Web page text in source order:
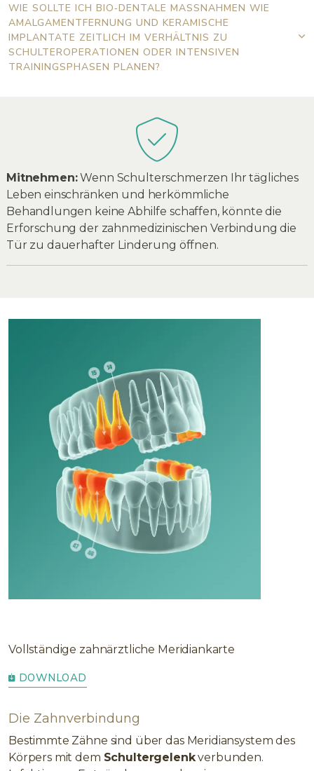
WIE SOLLTE ICH BIO‑DENTALE MASSNAHMEN WIE A
MALGAMENTFERNUNG UND KERAMISCHE I
MPLANTATE ZEITLICH IM VERHÄLTNIS ZU S
CHULTEROPERATIONEN ODER INTENSIVEN T
RAININGSPHASEN PLANEN?
Mitnehmen:Wenn Schulterschmerzen Ihr tägliches
Leben einschränken und herkömmliche
Behandlungen keine Abhilfe schaffen, könnte die
Erforschung der zahnmedizinischen Verbindung die
Tür zu dauerhafter Linderung öffnen.
Die Zahnverbindung
Bestimmte Zähne sind über das Meridiansystem des
Körpers mit dem Schultergelenkverbunden.
Vollständige zahnärztliche Meridiankarte
DOWNLOAD